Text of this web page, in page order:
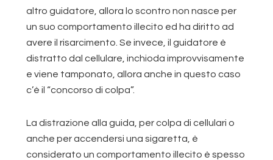
altro guidatore, allora lo scontro non nasce per
un suo comportamento illecito ed ha diritto ad
avere il risarcimento. Se invece, il guidatore è
distratto dal cellulare, inchioda improvvisamente
e viene tamponato, allora anche in questo caso
c’è il “concorso di colpa”.
La distrazione alla guida, per colpa di cellulari o
anche per accendersi una sigaretta, è
considerato un comportamento illecito è spesso